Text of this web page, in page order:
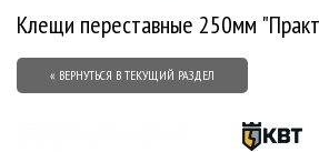
Клещи переставные 250мм
« ВЕРНУТЬСЯ В ТЕКУЩИЙ РАЗДЕЛ